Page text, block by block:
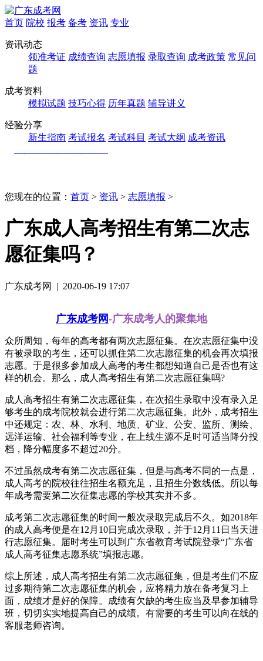
首页 院校 报考 备考 资讯 专业
资讯动态
领准考证 成绩查询 志愿填报 录取查询 成考政策 常见问
题
成考资料
模拟试题 技巧心得 历年真题 辅导讲义
经验分享
新生指南 考试报名 考试科目 考试大纲 成考资讯
您现在的位置： 首页 > 资讯 > 志愿填报 >
广东成人高考招生有第二次志
愿征集吗？
广东成考网 | 2020-06-19 17:07
广东成考网-广东成考人的聚集地
众所周知，每年的高考都有两次志愿征集。在次志愿征集中没
有被录取的考生，还可以抓住第二次志愿征集的机会再次填报
志愿。于是很多参加成人高考的考生都想知道自己是否也有这
样的机会。那么，成人高考招生有第二次志愿征集吗?
成人高考招生有第二次志愿征集，在次招生录取中没有录入足
够考生的成考院校就会进行第二次志愿征集。此外，成考招生
中还规定：农、林、水利、地质、矿业、公安、监所、测绘、
远洋运输、社会福利等专业，在上线生源不足时可适当降分投
档，降分幅度多不超过20分。
不过虽然成考有第二次志愿征集，但是与高考不同的一点是，
成人高考的院校往往招生名额充足，且招生分数线低。所以每
年成考需要第二次征集志愿的学校其实并不多。
成考第二次志愿征集的时间一般次录取完成后不久。如2018年
的成人高考便是在12月10日完成次录取，并于12月11日当天进
行志愿征集。届时考生可以到广东省教育考试院登录“广东省
成人高考征集志愿系统”填报志愿。
综上所述，成人高考招生有第二次志愿征集，但是考生们不应
过多期待第二次志愿征集的机会，应将精力放在备考复习上
面，成绩才是好的保障。成绩有欠缺的考生应当及早参加辅导
班，切切实实地提高自己的成绩。有需要的考生可以向在线的
客服老师咨询。